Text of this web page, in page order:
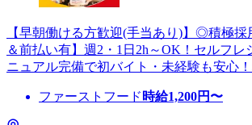
【早朝働ける方歓迎(手当あり)】◎積極
＆前払い有】週2・1日2h～OK！セルフ
ニュアル完備で初バイト・未経験も安心
ファーストフード 時給1,200円〜